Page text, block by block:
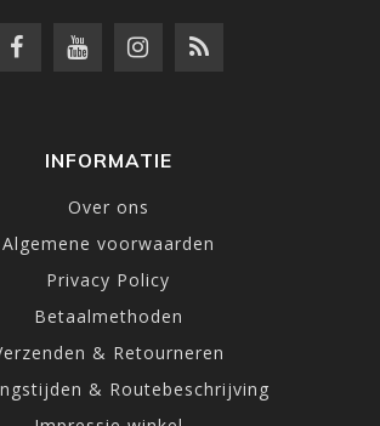
INFORMATIE
Over ons
Algemene voorwaarden
Privacy Policy
Betaalmethoden
& Retourneren
& Routebeschrijving